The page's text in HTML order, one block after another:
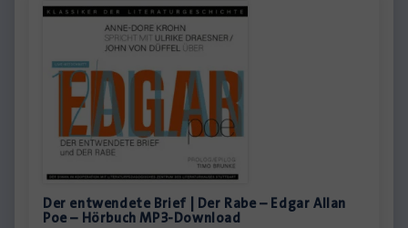
Der entwendete Brief | Der Rabe – Edgar Allan
Poe – Hörbuch MP3-Download